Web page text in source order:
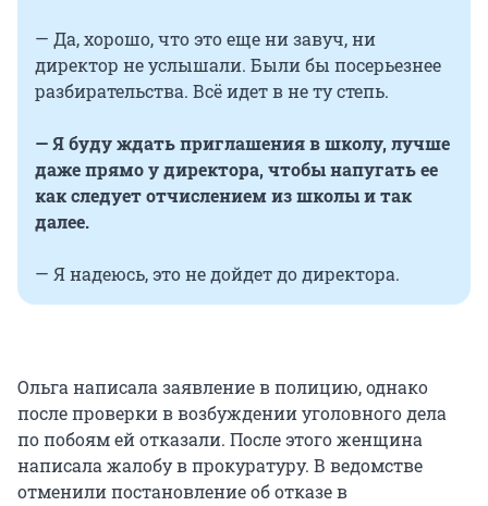
— Да, хорошо, что это еще ни завуч, ни
директор не услышали. Были бы посерьезнее
разбирательства. Всё идет в не ту степь.
— Я буду ждать приглашения в школу, лучше
даже прямо у директора, чтобы напугать ее
как следует отчислением из школы и так
далее.
— Я надеюсь, это не дойдет до директора.
Ольга написала заявление в полицию, однако
после проверки в возбуждении уголовного дела
по побоям ей отказали. После этого женщина
написала жалобу в прокуратуру. В ведомстве
отменили постановление об отказе в